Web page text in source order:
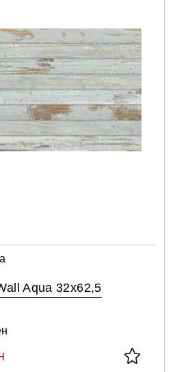
Aqua 32x62,5